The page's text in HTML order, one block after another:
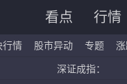
看点 行情
行情 股市异动 专题
深证成指：